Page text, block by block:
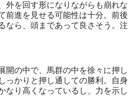
外を回す形になりながらも崩れな
前進を見せる可能性は十分。前後
なら、頭まであって良さそう。注
開の中で、馬群の中を徐々に押し
っかりと押し通しての勝利。自身
なり高くなっているし、力を示し